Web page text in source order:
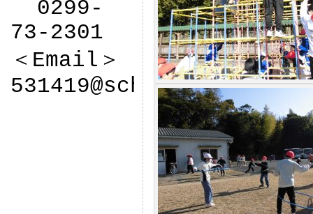
73-2301
＜Email＞
531419@sch.ibk.ed.jp